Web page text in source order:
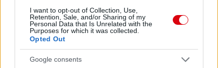
I want to opt-out of Collection, Use,
Retention, Sale, and/or Sharing of my
Personal Data that Is Unrelated with the
Purposes for which it was collected.
Opted Out
Google consents
Manchester United
Felkészülési szezon 4. mérkőzés
Nya Ullevi, Göteborg
2026-08-08 17:00
0 nap 5 óra 18 perc 11 másodperc